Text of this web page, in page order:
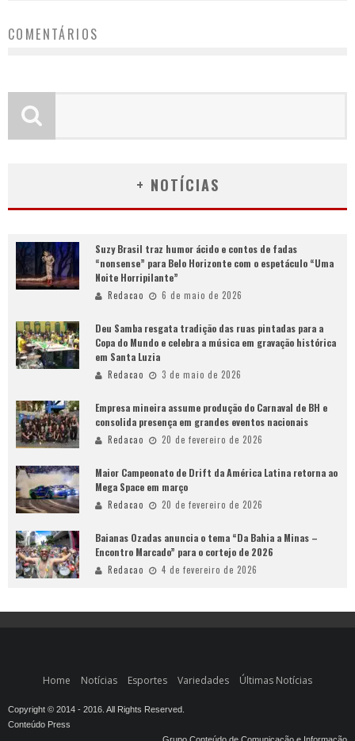
COMENTÁRIOS
+ NOTÍCIAS
Suzy Brasil traz humor ácido e contos de fadas
“nonsense” para Belo Horizonte com o espetáculo “Uma
Noite Horripilante”
Redacao 6 de maio de 2026
Deu Samba resgata tradição das ruas pintadas para a
Copa do Mundo e celebra a música em gravação histórica
em Santa Luzia
Redacao 3 de maio de 2026
Empresa mineira assume produção do Carnaval de BH e
consolida presença em grandes eventos nacionais
Redacao 20 de fevereiro de 2026
Maior Campeonato de Drift da América Latina retorna ao
Mega Space em março
Redacao 20 de fevereiro de 2026
Baianas Ozadas anuncia o tema “Da Bahia a Minas –
Encontro Marcado” para o cortejo de 2026
Redacao 4 de fevereiro de 2026
Home Notícias Esportes Variedades Últimas Notícias
Copyright © 2014 - 2016. All Rights Reserved.
Conteúdo Press
Grupo Conteúdo de Comunicação e Informação